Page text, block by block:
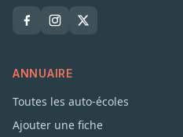
ANNUAIRE
Toutes les auto-écoles
Ajouter une fiche